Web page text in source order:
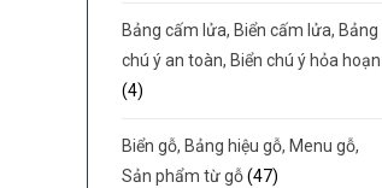
Bảng cấm lửa, Biển cấm lửa, Bảng
chú ý an toàn, Biển chú ý hỏa hoạn
(4)
Biển gỗ, Bảng hiệu gỗ, Menu gỗ,
Sản phẩm từ gỗ(47)